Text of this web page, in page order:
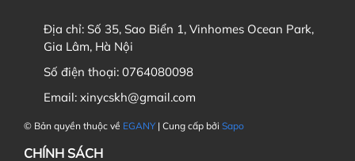
Địa chỉ: Số 35, Sao Biển 1, Vinhomes Ocean Park,
Gia Lâm, Hà Nội
Số điện thoại: 0764080098
Email: xinycskh@gmail.com
© Bản quyền thuộc về EGANY | Cung cấp bởi Sapo
CHÍNH SÁCH